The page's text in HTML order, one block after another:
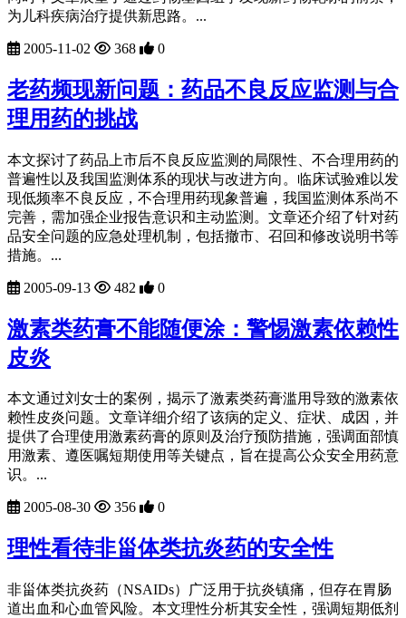
为儿科疾病治疗提供新思路。...
2005-11-02 368 0
老药频现新问题：药品不良反应监测与合
理用药的挑战
本文探讨了药品上市后不良反应监测的局限性、不合理用药的
普遍性以及我国监测体系的现状与改进方向。临床试验难以发
现低频率不良反应，不合理用药现象普遍，我国监测体系尚不
完善，需加强企业报告意识和主动监测。文章还介绍了针对药
品安全问题的应急处理机制，包括撤市、召回和修改说明书等
措施。...
2005-09-13 482 0
激素类药膏不能随便涂：警惕激素依赖性
皮炎
本文通过刘女士的案例，揭示了激素类药膏滥用导致的激素依
赖性皮炎问题。文章详细介绍了该病的定义、症状、成因，并
提供了合理使用激素药膏的原则及治疗预防措施，强调面部慎
用激素、遵医嘱短期使用等关键点，旨在提高公众安全用药意
识。...
2005-08-30 356 0
理性看待非甾体类抗炎药的安全性
非甾体类抗炎药（NSAIDs）广泛用于抗炎镇痛，但存在胃肠
道出血和心血管风险。本文理性分析其安全性，强调短期低剂